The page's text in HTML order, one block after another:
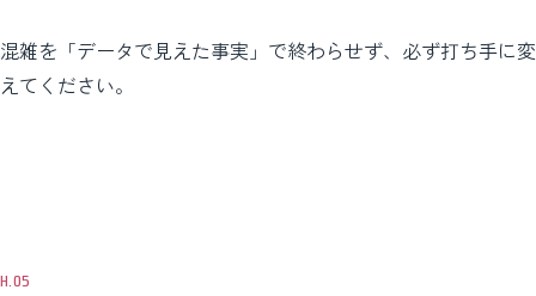
混雑を「データで見えた事実」で終わらせず、必ず打ち手に変
えてください。